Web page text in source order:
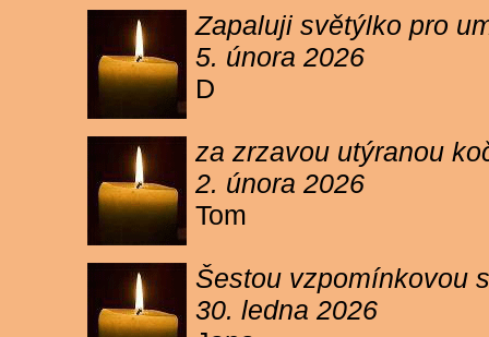
Zapaluji světýlko pro
5. února 2026
D
za zrzavou utýranou
2. února 2026
Tom
Šestou vzpomínkovou
30. ledna 2026